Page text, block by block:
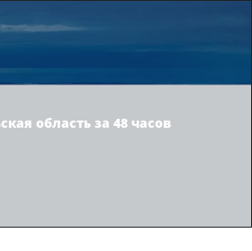
область за 48 часов